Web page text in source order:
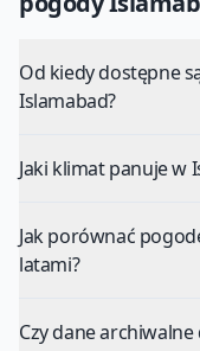
Od kiedy dostępne
Islamabad?
Jaki klimat panuje w
Jak porównać
latami?
Czy dane archiwalne